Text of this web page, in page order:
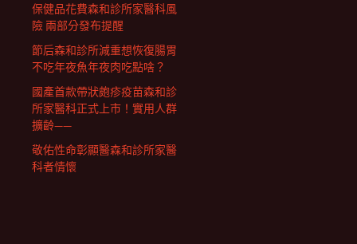
保健品花費森和診所家醫科風
險 兩部分發布提醒
節后森和診所減重想恢復腸胃
不吃年夜魚年夜肉吃點啥？
國產首款帶狀皰疹疫苗森和診
所家醫科正式上市！實用人群
擴齡——
敬佑性命彰顯醫森和診所家醫
科者情懷